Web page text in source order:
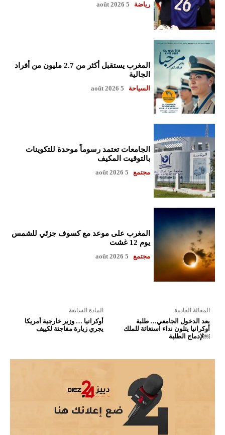
رياضة 5 août 2026
المغرب يستقبل أكثر من 2.7 مليون من أفراد
الجالية
السياحة 5 août 2026
الجامعات تعتمد رسوماً موحدة للتكوينات
بالتوقيت المكيف
مجتمع 5 août 2026
المغرب على موعد مع كسوف جزئي للشمس
يوم 12 غشت
مجتمع 5 août 2026
المادة السابقة
أوكرانيا … وزير خارجية أمريكا
يجري زيارة مفاجئة لكييف
المقالة القادمة
بعد الدخول الجامعي… طلبة
أوكرانيا يتلون نداء استغاثة للملك
لإدماج الطلبة￼